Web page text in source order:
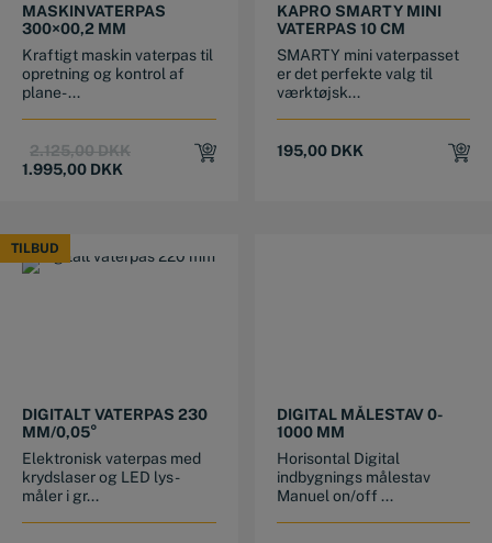
MASKINVATERPAS
300×00,2 MM
Kraftigt maskin vaterpas til
opretning og kontrol af
plane- ...
2.125,00DKKOriginal
1.995,00 DKK
Current
KAPRO SMARTY MINI
VATERPAS 10 CM
SMARTY mini vaterpasset
er det perfekte valg til
værktøjsk...
195,00 DKK
TILBUD
TILBUD
DIGITALT VATERPAS 230
MM/0,05°
Elektronisk vaterpas med
krydslaser og LED lys -
måler i gr...
DIGITAL MÅLESTAV 0-
1000 MM
Horisontal Digital
indbygnings målestav
Manuel on/off ...